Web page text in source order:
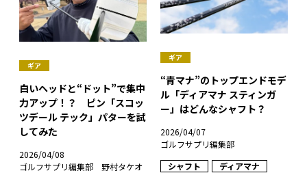
ギア
白いヘッドと“ドット”で集中
力アップ！？ ピン「スコッ
ツデール テック」パターを試
してみた
2026/04/08
ゴルフサプリ編集部 野村タケオ
ギア
“青マナ”のトップエンドモデ
ル「ディアマナ スティンガ
ー」はどんなシャフト？
2026/04/07
ゴルフサプリ編集部
シャフト
ディアマナ